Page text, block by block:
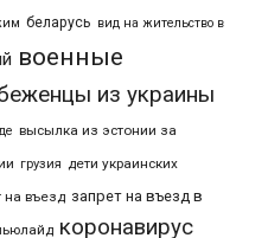
беларусь вид на жительство в
военные
из украины
высылка из эстонии за
грузия дети украинских
на въезд запрет на въезд в
коронавирус